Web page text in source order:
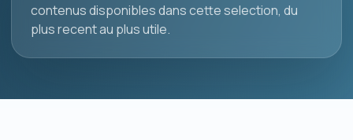
contenus disponibles dans cette selection, du
plus recent au plus utile.